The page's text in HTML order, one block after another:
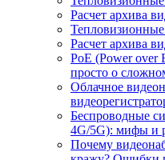
Расчет архива
Расчет архива
PoE (Power over
просто о
Облачное
Беспроводные
4G/5G): мифы и
Почему